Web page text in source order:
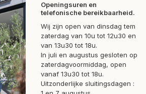
Openingsuren en
telefonische bereikbaarheid.
Wij zijn open van dinsdag tem
zaterdag van 10u tot 12u30 en
van 13u30 tot 18u.
In juli en augustus gesloten op
zaterdagvoormiddag, open
vanaf 13u30 tot 18u.
Uitzonderlijke sluitingsdagen :